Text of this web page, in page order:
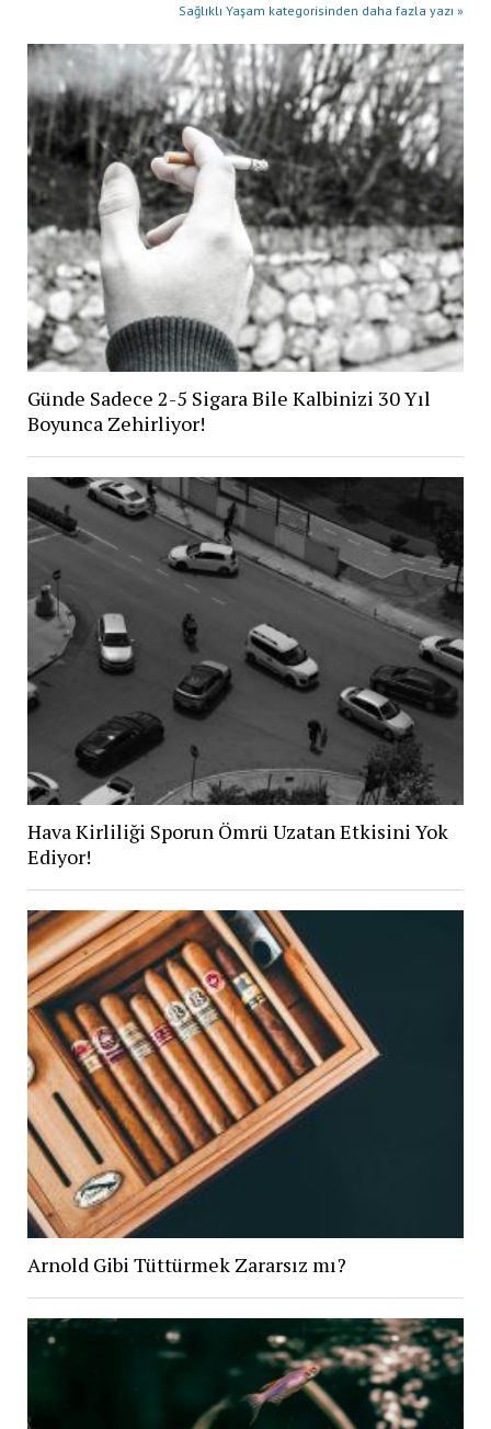
Sağlıklı Yaşam kategorisinden daha fazla yazı »
Günde Sadece 2-5 Sigara Bile Kalbinizi 30 Yıl
Boyunca Zehirliyor!
Hava Kirliliği Sporun Ömrü Uzatan Etkisini Yok
Ediyor!
Arnold Gibi Tüttürmek Zararsız mı?